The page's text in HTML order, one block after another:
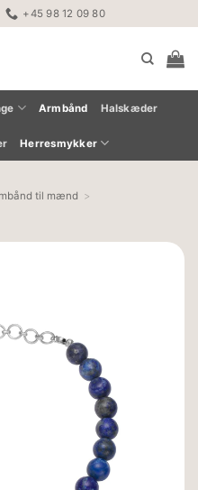
+45 98 12 09 80
Armbånd Halskæder
Herresmykker
til mænd